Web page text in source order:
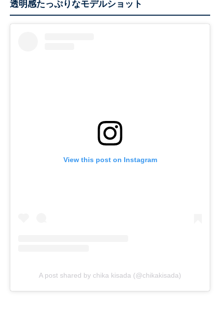
透明感たっぷりなモデルショット
View this post on Instagram
A post shared by chika kisada (@chikakisada)